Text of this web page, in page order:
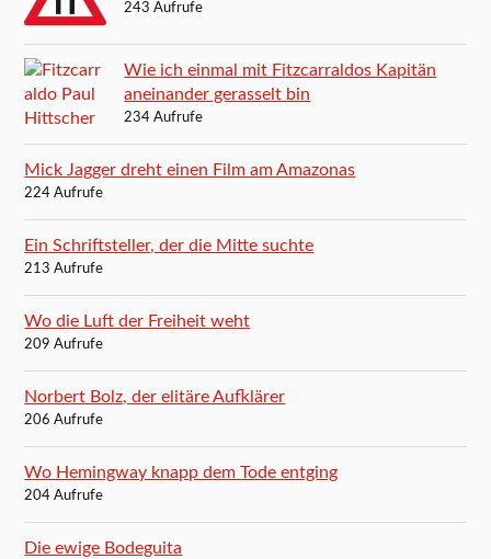
243 Aufrufe
Wie ich einmal mit Fitzcarraldos Kapitän
aneinander gerasselt bin
234 Aufrufe
Mick Jagger dreht einen Film am Amazonas
224 Aufrufe
Ein Schriftsteller, der die Mitte suchte
213 Aufrufe
Wo die Luft der Freiheit weht
209 Aufrufe
Norbert Bolz, der elitäre Aufklärer
206 Aufrufe
Wo Hemingway knapp dem Tode entging
204 Aufrufe
Die ewige Bodeguita